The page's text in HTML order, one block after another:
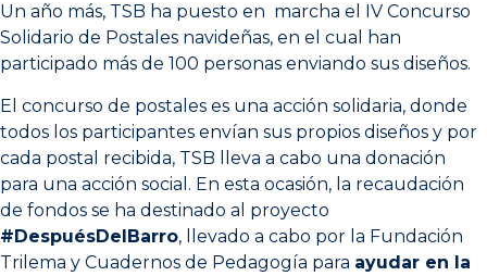
Un año más, TSB ha puesto en marcha el IV Concurso
Solidario de Postales navideñas, en el cual han
participado más de 100 personas enviando sus diseños.
El concurso de postales es una acción solidaria, donde
todos los participantes envían sus propios diseños y por
cada postal recibida, TSB lleva a cabo una donación
para una acción social. En esta ocasión, la recaudación
de fondos se ha destinado al proyecto
#DespuésDelBarro, llevado a cabo por la Fundación
Trilema y Cuadernos de Pedagogía para ayudar en la